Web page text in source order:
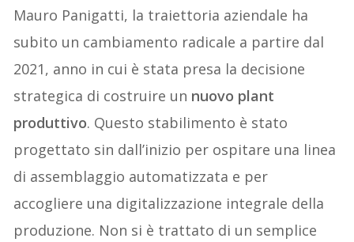
Mauro Panigatti, la traiettoria aziendale ha
subito un cambiamento radicale a partire dal
2021, anno in cui è stata presa la decisione
strategica di costruire un nuovo plant
produttivo. Questo stabilimento è stato
progettato sin dall’inizio per ospitare una linea
di assemblaggio automatizzata e per
accogliere una digitalizzazione integrale della
produzione. Non si è trattato di un semplice